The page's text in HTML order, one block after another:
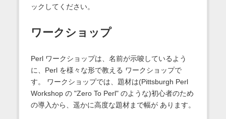
ックしてください。
ワークショップ
Perl ワークショップは、名前が示唆しているよう
に、Perl を様々な形で教える ワークショップで
す。 ワークショップでは、題材は(Pittsburgh Perl
Workshop の "Zero To Perl" のような)初心者のため
の導入から、遥かに高度な題材まで幅が あります。